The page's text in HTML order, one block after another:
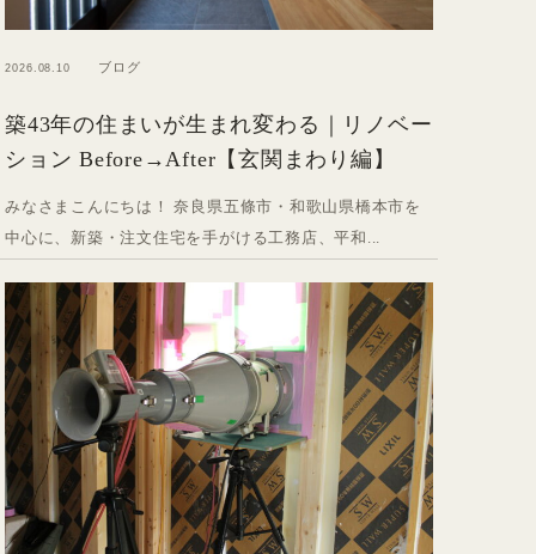
2026.08.10 ブログ
築43年の住まいが生まれ変わる｜リノベー
ション Before→After【玄関まわり編】
みなさまこんにちは！ 奈良県五條市・和歌山県橋本市を
中心に、新築・注文住宅を手がける工務店、平和...